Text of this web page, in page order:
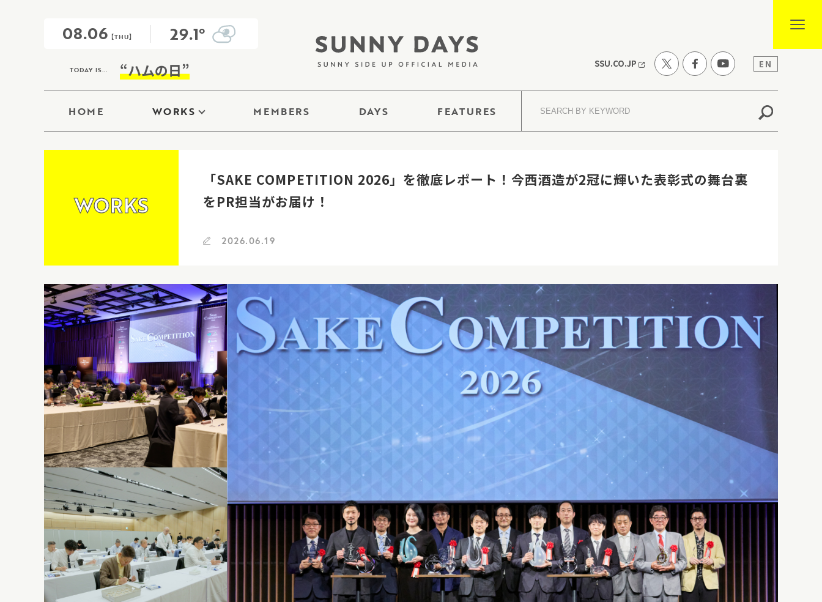
08.06【THU】 29.1°
TODAY IS... “ハムの日” SSU.CO.JP EN
HOME WORKS MEMBERS DAYS FEATURES
WORKS
「SAKE COMPETITION 2026」を徹底レポート！今西酒造が2冠に輝いた表彰式の舞台裏
をPR担当がお届け！
2026.06.19